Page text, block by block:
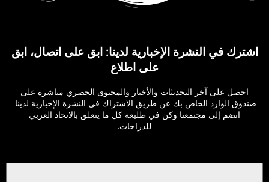
اشترك في النشرة الإخبارية لدينا: ابق على اتصال، ابق
على اطلاع
احصل على آخر التحديثات والأخبار والمحتوى الحصري مباشرة على
صندوق الوارد الخاص بك عن طريق الاشتراك في النشرة الإخبارية لدينا.
انضم إلى مجتمعنا وكن في طليعة كل ما يتعلق بالاتحاد العربي
للدراجات.